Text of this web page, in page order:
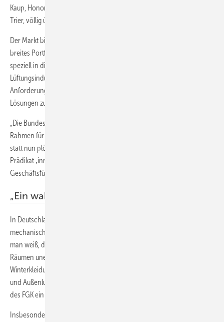
Kaup, Honorarprofessor am Umwelt-Campus Birkenfeld, Hochschule
Trier, völlig überrascht.
Der Markt biete für sämtliche Räume in Nicht-Wohngebäuden ein
breites Portfolio praxisbewährter und sicherer Lüftungssysteme −
speziell in diesem Segment ist die deutsche Klima- und
Lüftungsindustrie weltweit führend. Insofern stehen für alle
Anforderungen vom Schulgebäude bis zum Reinraum hervorragende
Lösungen zur Verfügung.
„Die Bundesregierung wäre gut beraten, einen ordnungspolitischen
Rahmen für angemessene Luftqualität in Klassenzimmern zu schaffen,
statt nun plötzlich ein System zu propagieren, dem wahrlich nicht das
Prädikat ‚innovativ‘ zugeschrieben werden kann“, so Günther Mertz,
Geschäftsführer des Fachverbands Gebäude-Klima (
„Ein wahres Trauerspiel“
In Deutschland sind weniger als 10 % der Schulgebäude mit
mechanischen Lüftungssystemen ausgestattet. Dies rächt sich jetzt, da
man weiß, dass gute Lüftung zur Reduzierung der Virenbelastung in
Räumen unerlässlich ist. Dass die Schülerinnen und Schüler nun mit
Winterkleidung in den Klassenzimmern sitzen, der kalten Außenluft
und Außenluftlärmbelästigungen ausgesetzt sind, ist nach Auffassung
des FGK ein wahres Trauerspiel.
Insbesondere, weil es seit Jahren kostengünstige und effiziente